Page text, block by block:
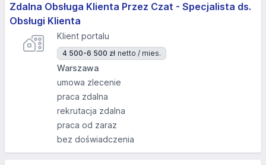
Zdalna Obsługa Klienta Przez Czat - Specjalista ds.
Obsługi Klienta
Klient portalu
4 500-6 500 zł netto / mies.
Warszawa
umowa zlecenie
praca zdalna
rekrutacja zdalna
praca od zaraz
bez doświadczenia